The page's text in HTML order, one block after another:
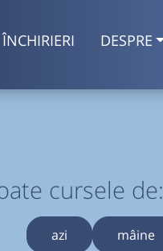
ÎNCHIRIERI DESPRE
cursele de:
azi mâine